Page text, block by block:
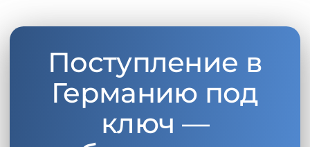
Поступление в
Германию под
ключ —